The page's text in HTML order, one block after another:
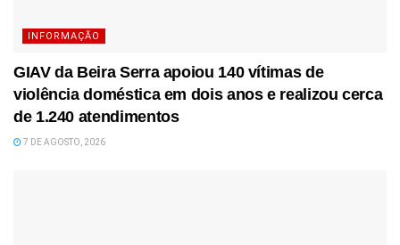
INFORMAÇÃO
GIAV da Beira Serra apoiou 140 vítimas de
violência doméstica em dois anos e realizou cerca
de 1.240 atendimentos
7 DE AGOSTO, 2026